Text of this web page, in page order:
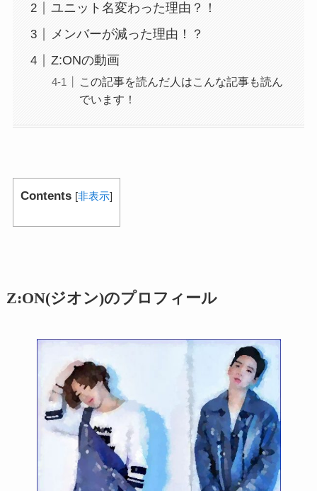
ユニット名変わった理由？！
メンバーが減った理由！？
Z:ONの動画
この記事を読んだ人はこんな記事も読ん
でいます！
Contents [非表示]
Z:ON(ジオン)のプロフィール